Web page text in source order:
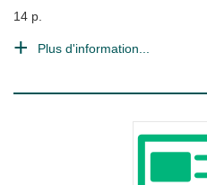
14 p.
Plus d'information...